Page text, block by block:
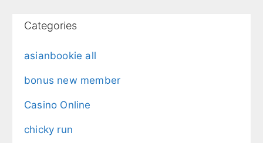
Categories
asianbookie all
bonus new member
Casino Online
chicky run